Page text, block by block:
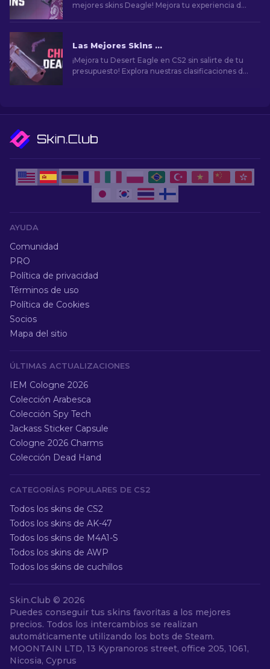
mejores skins Deagle! Mejora tu experiencia de
Las Mejores Skins Baratas para Desert Eagle en CS2
¡Mejora tu Desert Eagle en CS2 sin salirte de tu
presupuesto! Explora nuestras clasificaciones de
AYUDA
Comunidad
PRO
Política de privacidad
Términos de uso
Política de Cookies
Socios
Mapa del sitio
ÚLTIMAS ACTUALIZACIONES
IEM Cologne 2026
Colección Arabesca
Colección Spy Tech
Jackass Sticker Capsule
Cologne 2026 Charms
Colección Dead Hand
CATEGORÍAS POPULARES DE CS2
Todos los skins de CS2
Todos los skins de AK-47
Todos los skins de M4A1-S
Todos los skins de AWP
Todos los skins de cuchillos
Skin.Club © 2026
Puedes conseguir tus skins favoritas a los mejores
precios. Todos los intercambios se realizan
automáticamente utilizando los bots de Steam.
MOONTAIN LTD, 13 Kypranoros street, office 205, 1061,
Nicosia, Cyprus